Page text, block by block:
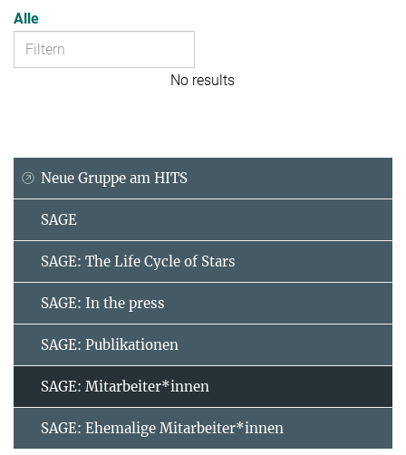
Alle
No results
Neue Gruppe am HITS
SAGE
SAGE: The Life Cycle of Stars
SAGE: In the press
SAGE: Publikationen
SAGE: Mitarbeiter*innen
SAGE: Ehemalige Mitarbeiter*innen